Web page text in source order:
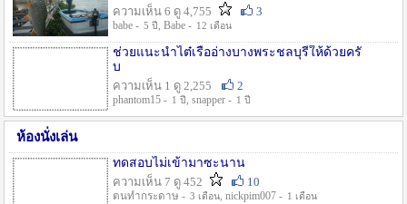
ความเห็น 6 ดู 4,755
3
babe - 5 ปี , Babe - 12 เดือน
ช่วยแนะนำไต๋เรืออ่างบางพระชลบุรีให้ด้วยครั
บ
ความเห็น 1 ดู 2,255
2
phantom15 - 1 ปี , snapper - 1 ปี
ห้องนั่งเล่น
ทดสอบไม่เข้ามาซะนาน
ความเห็น 7 ดู 452
10
ตนทำกระดาษ - 3 เดือน, nickpim007 - 1 เดือน